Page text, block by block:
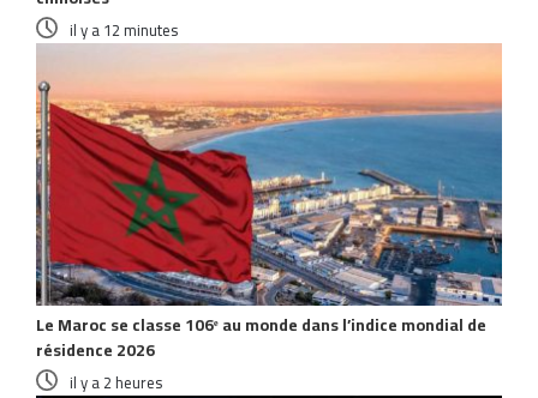
il y a 12 minutes
Le Maroc se classe 106ᵉ au monde dans l’indice mondial de
résidence 2026
il y a 2 heures